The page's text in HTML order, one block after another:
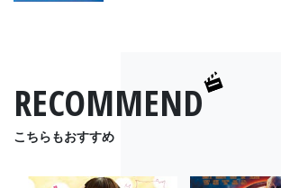
RECOMMEND
こちらもおすすめ